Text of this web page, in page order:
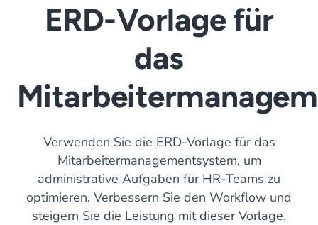
ERD-Vorlage für
das
Verwenden Sie die ERD-Vorlage für das
Mitarbeitermanagementsystem, um
administrative Aufgaben für HR-Teams zu
optimieren. Verbessern Sie den Workflow und
steigern Sie die Leistung mit dieser Vorlage.